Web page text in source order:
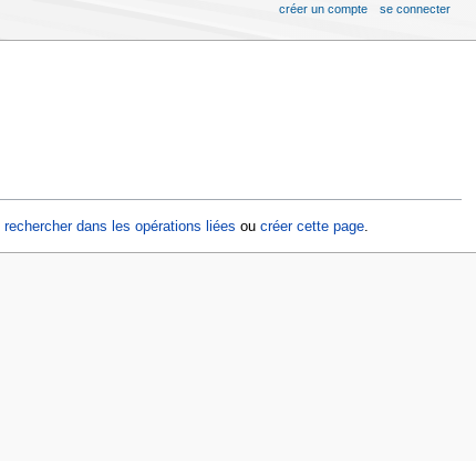
rechercher dans les opérations liées ou créer cette page.
créer un compte se connecter